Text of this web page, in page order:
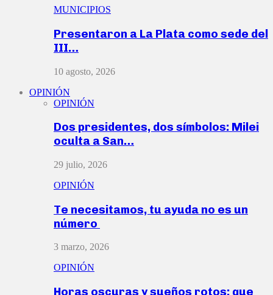
MUNICIPIOS
Presentaron a La Plata como sede del
III…
10 agosto, 2026
OPINIÓN
OPINIÓN
Dos presidentes, dos símbolos: Milei
oculta a San…
29 julio, 2026
OPINIÓN
Te necesitamos, tu ayuda no es un
número
3 marzo, 2026
OPINIÓN
Horas oscuras y sueños rotos: que